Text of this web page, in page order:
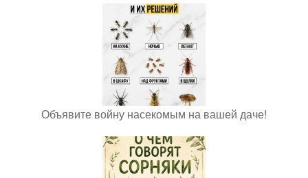
Объявите войну насекомым на вашей даче!